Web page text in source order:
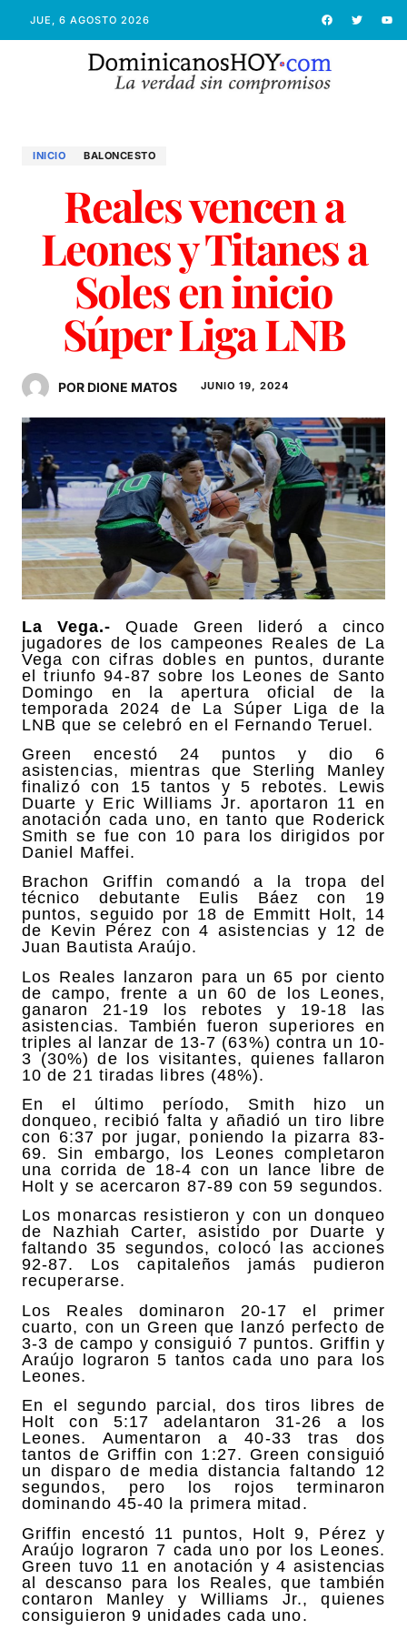
JUE, 6 AGOSTO 2026
INICIO BALONCESTO
Reales vencen a
Leones y Titanes a
Soles en inicio
Súper Liga LNB
POR DIONE MATOS JUNIO 19, 2024
La Vega.- Quade Green lideró a cinco
jugadores de los campeones Reales de La
Vega con cifras dobles en puntos, durante
el triunfo 94-87 sobre los Leones de Santo
Domingo en la apertura oficial de la
temporada 2024 de La Súper Liga de la
LNB que se celebró en el Fernando Teruel.
Green encestó 24 puntos y dio 6
asistencias, mientras que Sterling Manley
finalizó con 15 tantos y 5 rebotes. Lewis
Duarte y Eric Williams Jr. aportaron 11 en
anotación cada uno, en tanto que Roderick
Smith se fue con 10 para los dirigidos por
Daniel Maffei.
Brachon Griffin comandó a la tropa del
técnico debutante Eulis Báez con 19
puntos, seguido por 18 de Emmitt Holt, 14
de Kevin Pérez con 4 asistencias y 12 de
Juan Bautista Araújo.
Los Reales lanzaron para un 65 por ciento
de campo, frente a un 60 de los Leones,
ganaron 21-19 los rebotes y 19-18 las
asistencias. También fueron superiores en
triples al lanzar de 13-7 (63%) contra un 10-
3 (30%) de los visitantes, quienes fallaron
10 de 21 tiradas libres (48%).
En el último período, Smith hizo un
donqueo, recibió falta y añadió un tiro libre
con 6:37 por jugar, poniendo la pizarra 83-
69. Sin embargo, los Leones completaron
una corrida de 18-4 con un lance libre de
Holt y se acercaron 87-89 con 59 segundos.
Los monarcas resistieron y con un donqueo
de Nazhiah Carter, asistido por Duarte y
faltando 35 segundos, colocó las acciones
92-87. Los capitaleños jamás pudieron
recuperarse.
Los Reales dominaron 20-17 el primer
cuarto, con un Green que lanzó perfecto de
3-3 de campo y consiguió 7 puntos. Griffin y
Araújo lograron 5 tantos cada uno para los
Leones.
En el segundo parcial, dos tiros libres de
Holt con 5:17 adelantaron 31-26 a los
Leones. Aumentaron a 40-33 tras dos
tantos de Griffin con 1:27. Green consiguió
un disparo de media distancia faltando 12
segundos, pero los rojos terminaron
dominando 45-40 la primera mitad.
Griffin encestó 11 puntos, Holt 9, Pérez y
Araújo lograron 7 cada uno por los Leones.
Green tuvo 11 en anotación y 4 asistencias
al descanso para los Reales, que también
contaron Manley y Williams Jr., quienes
consiguieron 9 unidades cada uno.